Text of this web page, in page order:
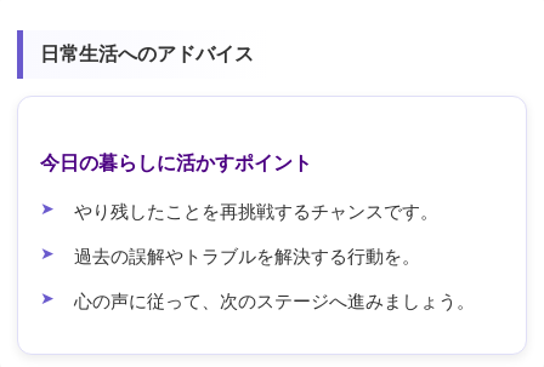
日常生活へのアドバイス
今日の暮らしに活かすポイント
やり残したことを再挑戦するチャンスです。
過去の誤解やトラブルを解決する行動を。
心の声に従って、次のステージへ進みましょう。